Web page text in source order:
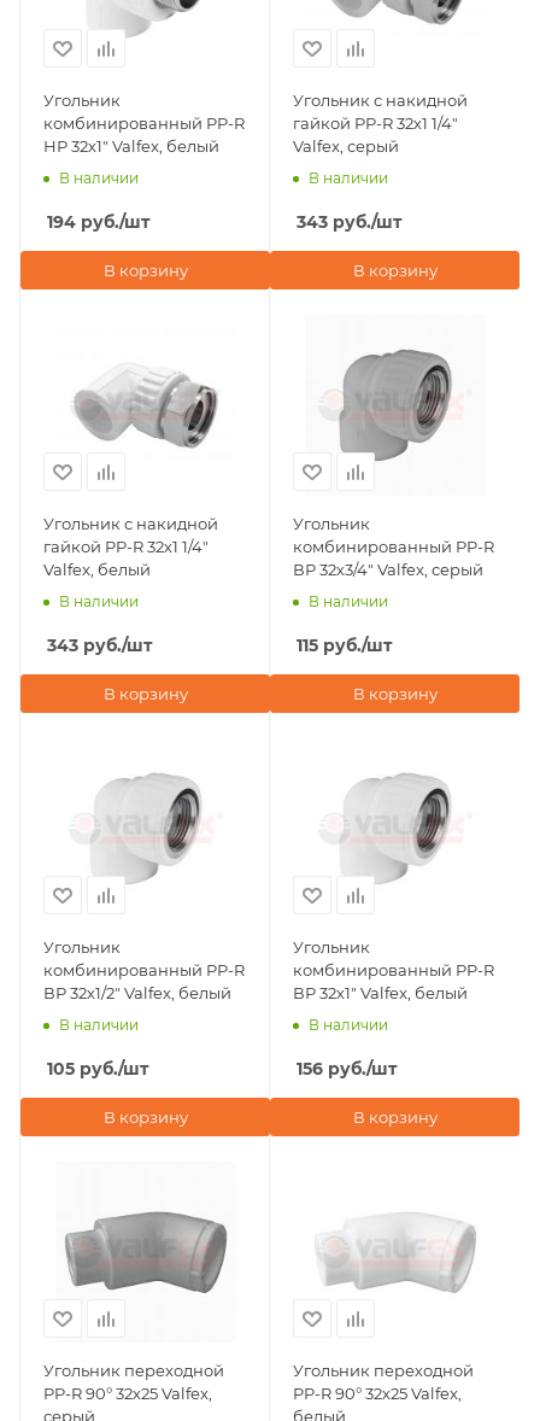
Угольник
комбинированный PP-R
НР 32х1" Valfex, белый
В наличии
194 руб./шт
В корзину
Угольник с накидной
гайкой PP-R 32х1 1/4"
Valfex, серый
В наличии
343 руб./шт
В корзину
Угольник с накидной
гайкой PP-R 32х1 1/4"
Valfex, белый
В наличии
343 руб./шт
В корзину
Угольник
комбинированный PP-R
ВР 32х3/4" Valfex, серый
В наличии
115 руб./шт
В корзину
Угольник
комбинированный PP-R
ВР 32х1/2" Valfex, белый
В наличии
105 руб./шт
В корзину
Угольник
комбинированный PP-R
ВР 32х1" Valfex, белый
В наличии
156 руб./шт
В корзину
Угольник переходной
PP-R 90° 32х25 Valfex,
серый
Угольник переходной
PP-R 90° 32х25 Valfex,
белый